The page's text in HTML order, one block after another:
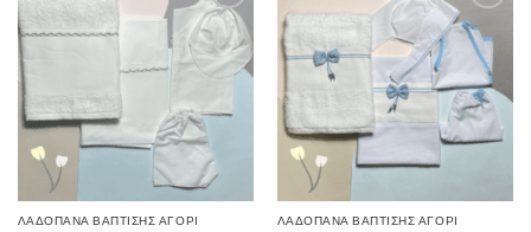
Πρόσθήκη
στην λίστα
επιθυμιών
ΛΑΔΟΠΑΝΑ ΒΑΠΤΙΣΗΣ ΑΓΟΡΙ
Πρόσθήκη
στην λίστα
επιθυμιών
ΛΑΔΟΠΑΝΑ ΒΑΠΤΙΣΗΣ ΑΓΟΡΙ